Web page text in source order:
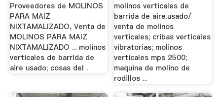
Proveedores de MOLINOS
PARA MAIZ
NIXTAMALIZADO, Venta de
MOLINOS PARA MAIZ
NIXTAMALIZADO ... molinos
verticales de barrida de
aire usado; cosas del .
molinos verticales de
barrida de aire.usado/
venta de molinos
verticales; cribas verticales
vibratorias; molinos
verticales mps 2500;
maquina de molino de
rodillos ...